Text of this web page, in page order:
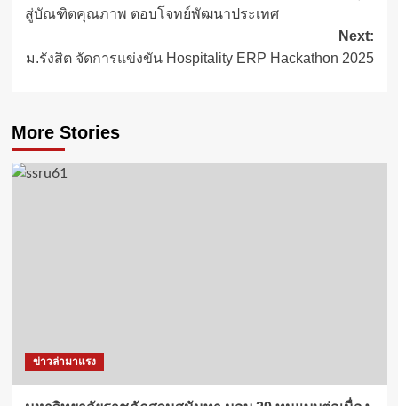
สู่บัณฑิตคุณภาพ ตอบโจทย์พัฒนาประเทศ
Next:
ม.รังสิต จัดการแข่งขัน Hospitality ERP Hackathon 2025
More Stories
ข่าวล่ามาแรง